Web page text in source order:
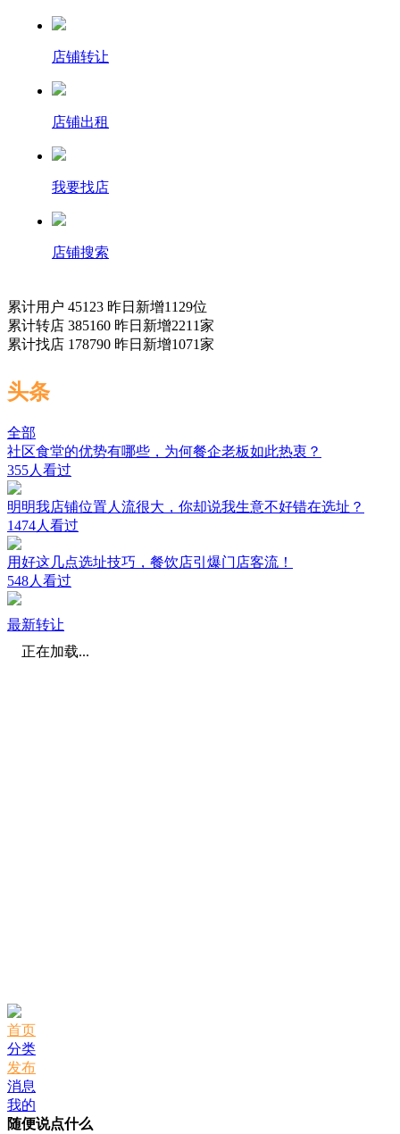
店铺转让
店铺出租
我要找店
店铺搜索
累计用户 45123 昨日新增1129位
累计转店 385160 昨日新增2211家
累计找店 178790 昨日新增1071家
头条
全部
社区食堂的优势有哪些，为何餐企老板如此热衷？
355人看过
明明我店铺位置人流很大，你却说我生意不好错在选址？
1474人看过
用好这几点选址技巧，餐饮店引爆门店客流！
548人看过
最新转让
正在加载...
首页
分类
发布
消息
我的
随便说点什么